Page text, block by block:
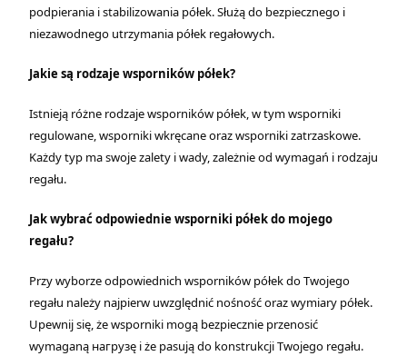
podpierania i stabilizowania półek. Służą do bezpiecznego i
niezawodnego utrzymania półek regałowych.
Jakie są rodzaje wsporników półek?
Istnieją różne rodzaje wsporników półek, w tym wsporniki
regulowane, wsporniki wkręcane oraz wsporniki zatrzaskowe.
Każdy typ ma swoje zalety i wady, zależnie od wymagań i rodzaju
regału.
Jak wybrać odpowiednie wsporniki półek do mojego
regału?
Przy wyborze odpowiednich wsporników półek do Twojego
regału należy najpierw uwzględnić nośność oraz wymiary półek.
Upewnij się, że wsporniki mogą bezpiecznie przenosić
wymaganą нагрузę i że pasują do konstrukcji Twojego regału.